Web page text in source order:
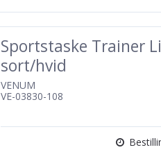
Sportstaske Trainer
sort/hvid
VENUM
VE-03830-108